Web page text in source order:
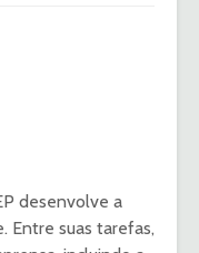
desenvolve a
Entre suas tarefas,